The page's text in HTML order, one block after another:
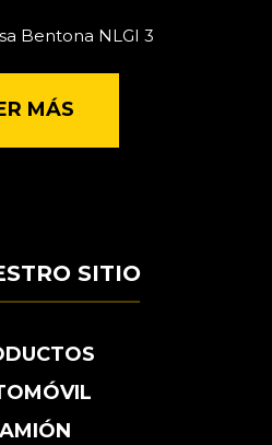
Bentona NLGI 3
MÁS
SITIO